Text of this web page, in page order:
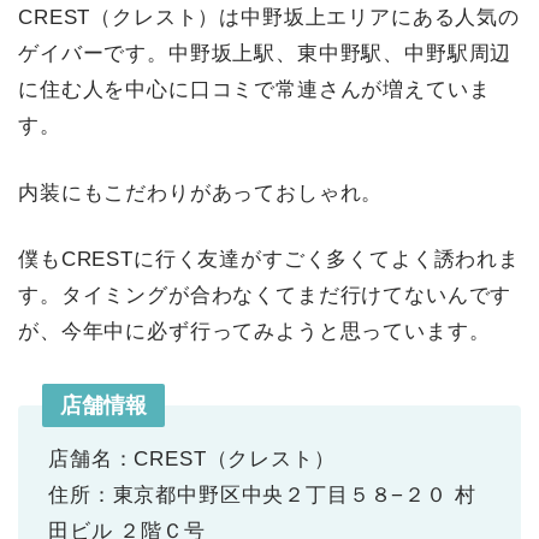
CREST（クレスト）は中野坂上エリアにある人気の
ゲイバーです。中野坂上駅、東中野駅、中野駅周辺
に住む人を中心に口コミで常連さんが増えていま
す。
内装にもこだわりがあっておしゃれ。
僕もCRESTに行く友達がすごく多くてよく誘われま
す。タイミングが合わなくてまだ行けてないんです
が、今年中に必ず行ってみようと思っています。
店舗情報
店舗名：CREST（クレスト）
住所：東京都中野区中央２丁目５８−２０ 村
田ビル ２階Ｃ号